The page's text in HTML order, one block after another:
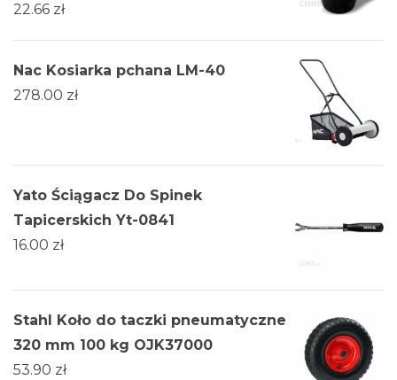
22.66 zł
Nac Kosiarka pchana LM-40
278.00 zł
Yato Ściągacz Do Spinek
Tapicerskich Yt-0841
16.00 zł
Stahl Koło do taczki pneumatyczne
320 mm 100 kg OJK37000
53.90 zł